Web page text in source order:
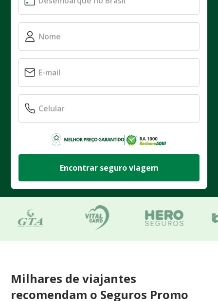
Encontrar seguro viagem
Milhares de viajantes
recomendam o Seguros Promo